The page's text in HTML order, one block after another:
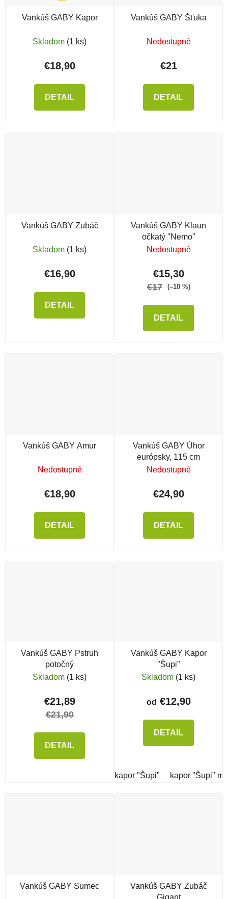
Vankúš GABY Kapor
Skladom (1 ks)
€18,90
DETAIL
Vankúš GABY Šťuka
Nedostupné
€21
DETAIL
Vankúš GABY Zubáč
Skladom (1 ks)
€16,90
DETAIL
Vankúš GABY Klaun
očkatý "Nemo"
Nedostupné
€15,30
€17 (–10 %)
DETAIL
Vankúš GABY Amur
Nedostupné
€18,90
DETAIL
Vankúš GABY Úhor
európsky, 115 cm
Nedostupné
€24,90
DETAIL
Vankúš GABY Pstruh
potočný
Skladom (1 ks)
€21,89
€21,90
DETAIL
Vankúš GABY Kapor
"Šupi"
Skladom (1 ks)
od €12,90
DETAIL
kapor "Šupi" kapor "Šupi"
Vankúš GABY Sumec
Vankúš GABY Zubáč
Gigant